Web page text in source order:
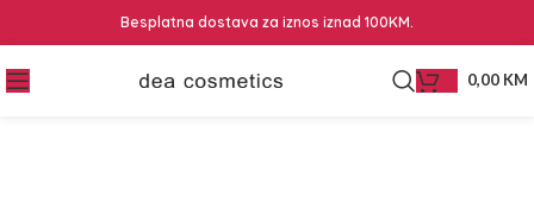
Besplatna dostava za iznos iznad 100KM.
0,00 KM